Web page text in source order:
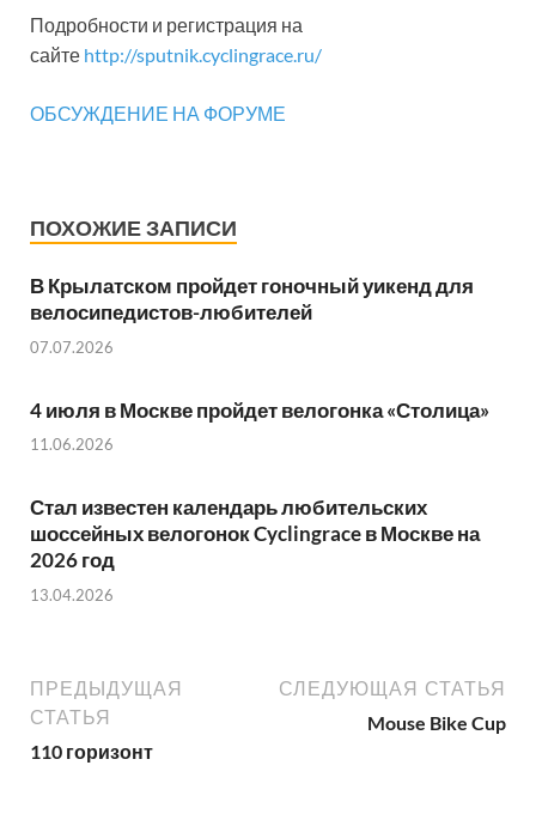
Подробности и регистрация на
сайте http://sputnik.cyclingrace.ru/
ОБСУЖДЕНИЕ НА ФОРУМЕ
ПОХОЖИЕ ЗАПИСИ
В Крылатском пройдет гоночный уикенд для
велосипедистов-любителей
07.07.2026
4 июля в Москве пройдет велогонка «Столица»
11.06.2026
Стал известен календарь любительских
шоссейных велогонок Cyclingrace в Москве на
2026 год
13.04.2026
ПРЕДЫДУЩАЯ
СТАТЬЯ
110 горизонт
СЛЕДУЮЩАЯ СТАТЬЯ
Mouse Bike Cup